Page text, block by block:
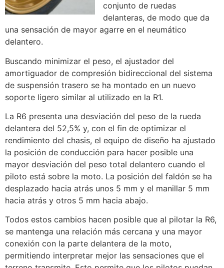
conjunto de ruedas
delanteras, de modo que da
una sensación de mayor agarre en el neumático
delantero.
Buscando minimizar el peso, el ajustador del
amortiguador de compresión bidireccional del sistema
de suspensión trasero se ha montado en un nuevo
soporte ligero similar al utilizado en la R1.
La R6 presenta una desviación del peso de la rueda
delantera del 52,5% y, con el fin de optimizar el
rendimiento del chasis, el equipo de diseño ha ajustado
la posición de conducción para hacer posible una
mayor desviación del peso total delantero cuando el
piloto está sobre la moto. La posición del faldón se ha
desplazado hacia atrás unos 5 mm y el manillar 5 mm
hacia atrás y otros 5 mm hacia abajo.
Todos estos cambios hacen posible que al pilotar la R6,
se mantenga una relación más cercana y una mayor
conexión con la parte delantera de la moto,
permitiendo interpretar mejor las sensaciones que el